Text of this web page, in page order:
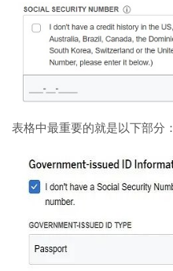
表格中最重要的就是以下部分：